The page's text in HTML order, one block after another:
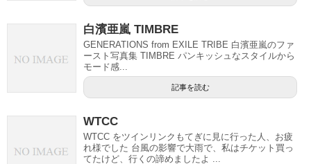
白濱亜嵐 TIMBRE
GENERATIONS from EXILE TRIBE 白濱亜嵐のファ
ースト写真集 TIMBRE パンキッシュなスタイルから
モード感...
記事を読む
WTCC
WTCC をツインリンクもてぎに見に行った人、お疲
れ様でした 台風の影響で大雨で、私はチケット買っ
てたけど、行くの諦めましたよ ...